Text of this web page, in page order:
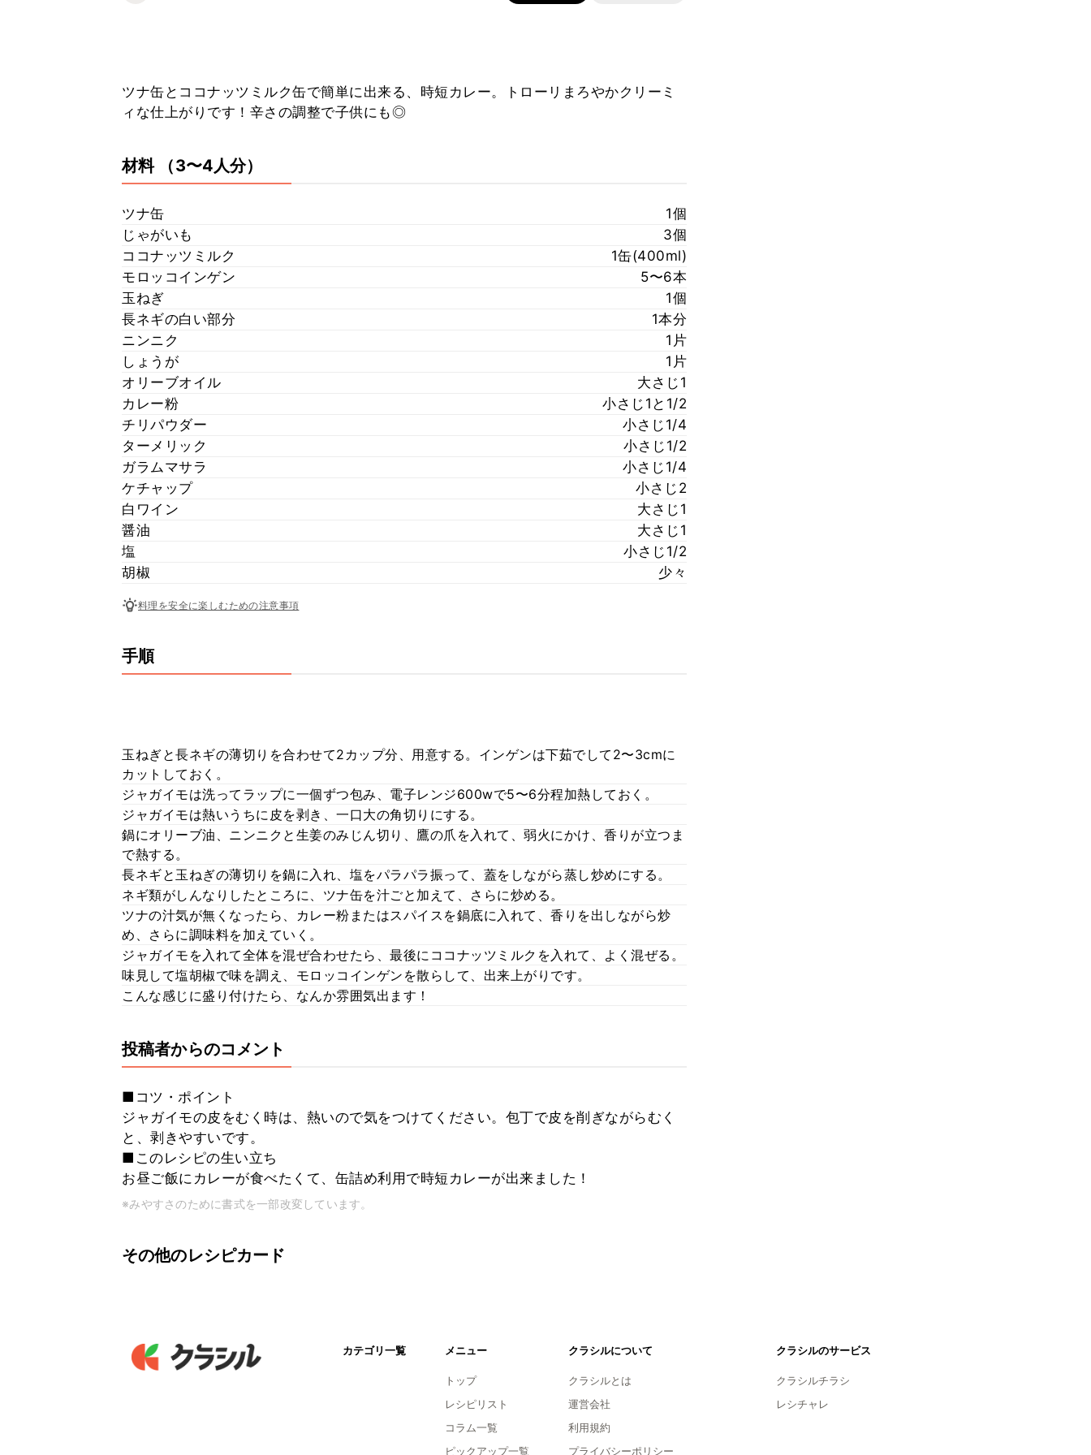
ツナ缶とココナッツミルク缶で簡単に出来る、時短カレー。トローリまろやかクリーミ
ィな仕上がりです！辛さの調整で子供にも◎
材料 （3〜4人分）
ツナ缶
1個
じゃがいも
3個
ココナッツミルク
1缶(400ml)
モロッコインゲン
5〜6本
玉ねぎ
1個
長ネギの白い部分
1本分
ニンニク
1片
しょうが
1片
オリーブオイル
大さじ1
カレー粉
小さじ1と1/2
チリパウダー
小さじ1/4
ターメリック
小さじ1/2
ガラムマサラ
小さじ1/4
ケチャップ
小さじ2
白ワイン
大さじ1
醤油
大さじ1
塩
小さじ1/2
胡椒
少々
料理を安全に楽しむための注意事項
手順
玉ねぎと長ネギの薄切りを合わせて2カップ分、用意する。インゲンは下茹でして2〜3cmに
カットしておく。
ジャガイモは洗ってラップに一個ずつ包み、電子レンジ600wで5〜6分程加熱しておく。
ジャガイモは熱いうちに皮を剥き、一口大の角切りにする。
鍋にオリーブ油、ニンニクと生姜のみじん切り、鷹の爪を入れて、弱火にかけ、香りが立つま
で熱する。
長ネギと玉ねぎの薄切りを鍋に入れ、塩をパラパラ振って、蓋をしながら蒸し炒めにする。
ネギ類がしんなりしたところに、ツナ缶を汁ごと加えて、さらに炒める。
ツナの汁気が無くなったら、カレー粉またはスパイスを鍋底に入れて、香りを出しながら炒
め、さらに調味料を加えていく。
ジャガイモを入れて全体を混ぜ合わせたら、最後にココナッツミルクを入れて、よく混ぜる。
味見して塩胡椒で味を調え、モロッコインゲンを散らして、出来上がりです。
こんな感じに盛り付けたら、なんか雰囲気出ます！
投稿者からのコメント
■コツ・ポイント
ジャガイモの皮をむく時は、熱いので気をつけてください。包丁で皮を削ぎながらむく
と、剥きやすいです。
■このレシピの生い立ち
お昼ご飯にカレーが食べたくて、缶詰め利用で時短カレーが出来ました！
※みやすさのために書式を一部改変しています。
その他のレシピカード
カテゴリ一覧 メニュー
トップ
レシピリスト
コラム一覧
ピックアップ一覧
クラシルについて
クラシルとは
運営会社
利用規約
プライバシーポリシー
クラシルのサービス
クラシルチラシ
レシチャレ